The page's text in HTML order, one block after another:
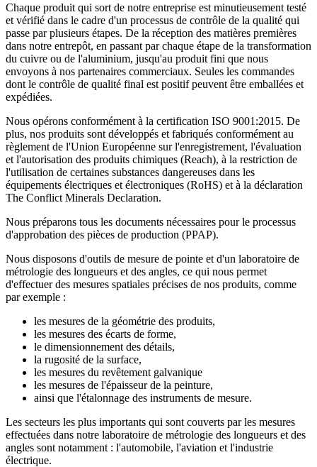
Chaque produit qui sort de notre entreprise est minutieusement testé
et vérifié dans le cadre d'un processus de contrôle de la qualité qui
passe par plusieurs étapes. De la réception des matières premières
dans notre entrepôt, en passant par chaque étape de la transformation
du cuivre ou de l'aluminium, jusqu'au produit fini que nous
envoyons à nos partenaires commerciaux. Seules les commandes
dont le contrôle de qualité final est positif peuvent être emballées et
expédiées.
Nous opérons conformément à la certification ISO 9001:2015. De
plus, nos produits sont développés et fabriqués conformément au
règlement de l'Union Européenne sur l'enregistrement, l'évaluation
et l'autorisation des produits chimiques (Reach), à la restriction de
l'utilisation de certaines substances dangereuses dans les
équipements électriques et électroniques (RoHS) et à la déclaration
The Conflict Minerals Declaration.
Nous préparons tous les documents nécessaires pour le processus
d'approbation des pièces de production (PPAP).
Nous disposons d'outils de mesure de pointe et d'un laboratoire de
métrologie des longueurs et des angles, ce qui nous permet
d'effectuer des mesures spatiales précises de nos produits, comme
par exemple :
les mesures de la géométrie des produits,
les mesures des écarts de forme,
le dimensionnement des détails,
la rugosité de la surface,
les mesures du revêtement galvanique
les mesures de l'épaisseur de la peinture,
ainsi que l'étalonnage des instruments de mesure.
Les secteurs les plus importants qui sont couverts par les mesures
effectuées dans notre laboratoire de métrologie des longueurs et des
angles sont notamment : l'automobile, l'aviation et l'industrie
électrique.